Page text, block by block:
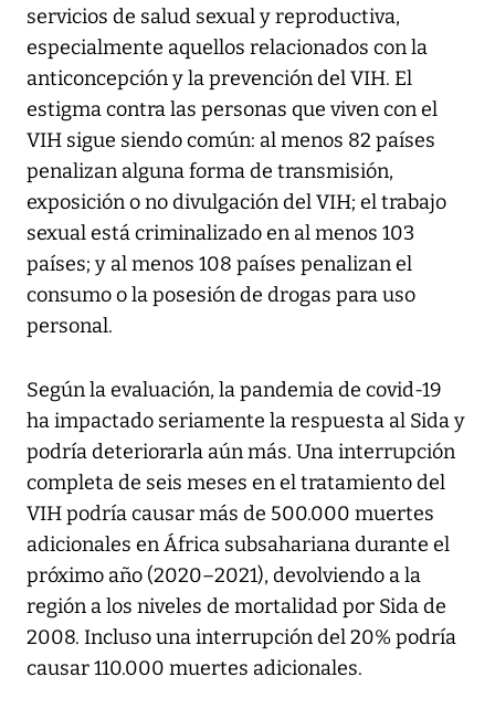
servicios de salud sexual y reproductiva,
especialmente aquellos relacionados con la
anticoncepción y la prevención del VIH. El
estigma contra las personas que viven con el
VIH sigue siendo común: al menos 82 países
penalizan alguna forma de transmisión,
exposición o no divulgación del VIH; el trabajo
sexual está criminalizado en al menos 103
países; y al menos 108 países penalizan el
consumo o la posesión de drogas para uso
personal.
Según la evaluación, la pandemia de covid-19
ha impactado seriamente la respuesta al Sida y
podría deteriorarla aún más. Una interrupción
completa de seis meses en el tratamiento del
VIH podría causar más de 500.000 muertes
adicionales en África subsahariana durante el
próximo año (2020–2021), devolviendo a la
región a los niveles de mortalidad por Sida de
2008. Incluso una interrupción del 20% podría
causar 110.000 muertes adicionales.